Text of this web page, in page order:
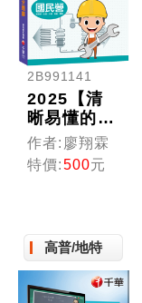
2B991141
2025【清
晰易懂的課
文解說】電
力系統重點
整理+高分
／中鋼／桃
機／關務］
作者:廖翔霖
特價:500元
高普/地特